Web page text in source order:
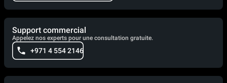
Support commercial
Appelez nos experts pour une consultation gratuite.
+971 4 554 2146